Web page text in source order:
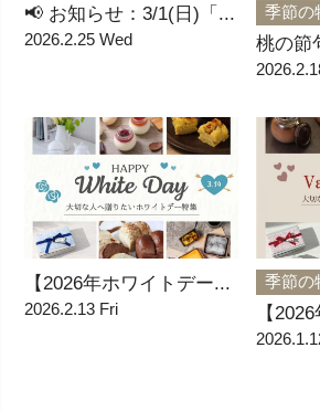
📢 お知らせ：3/1(日)「...
2026.2.25 Wed
季節の
桃の節
【2026年ホワイトデー...
2026.2.13 Fri
季節の
【